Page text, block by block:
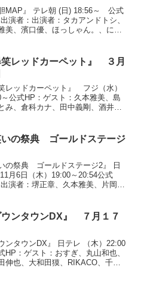
胆MAP』 テレ朝 (日) 18:56～ 公式
演者：出演者：タカアンドトシ、
美、濱口優、ほっしゃん。、にし
水ミチコ、博多華丸・大吉■気にな
事...
笑レッドカーペット』 ３月
笑レッドカーペット』 フジ（水）
～公式HP：ゲスト：久本雅美、島
み、倉科カナ、田中義剛、酒井敏
(2)ノンスモーキン(3)ヤポンスキー
いの祭典 ゴールドステージ
いの祭典 ゴールドステージ2』 日
月6日（木）19:00～20:54公式
演者：堺正章、久本雅美、片岡安
テージ』１分間でネタ披露○三福星
...
ウンタウンDX』 ７月１７
ウンタウンDX』 日テレ （木）22:00
HP：ゲスト：おすぎ、丸山和也、
伸也、大和田獏、RIKACO、千葉